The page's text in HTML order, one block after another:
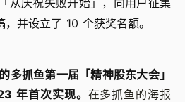
从庆祝失败开始」，向用户征集
并设立了 10 个获奖名额。
多抓鱼第一届「精神股东大会」
年首次实现。 在多抓鱼的海报